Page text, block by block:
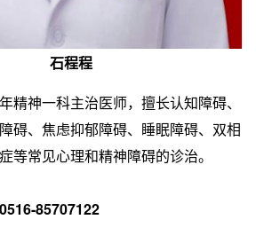
石程程
神一科主治医师，擅长认知障碍、
碍、焦虑抑郁障碍、睡眠障碍、双相
等常见心理和精神障碍的诊治。
85707122